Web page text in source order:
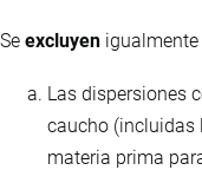
Se excluyen
Las dispersiones
caucho (incluidas
materia prima